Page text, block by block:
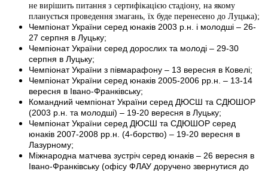
не вирішить питання з сертифікацією стадіону, на якому
планується проведення змагань, їх буде перенесено до Луцька);
Чемпіонат України серед юнаків 2003 р.н. і молодші – 26-
27 серпня в Луцьку;
Чемпіонат України серед дорослих та молоді – 29-30
серпня в Луцьку;
Чемпіонат України з півмарафону – 13 вересня в Ковелі;
Чемпіонат України серед юнаків 2005-2006 рр.н. – 13-14
вересня в Івано-Франківську;
Командний чемпіонат України серед ДЮСШ та СДЮШОР
(2003 р.н. та молодші) – 19-20 вересня в Луцьку;
Чемпіонат України серед ДЮСШ та СДЮШОР серед
юнаків 2007-2008 рр.н. (4-борство) – 19-20 вересня в
Лазурному;
Міжнародна матчева зустріч серед юнаків – 26 вересня в
Івано-Франківську (офісу ФЛАУ доручено звернутися до